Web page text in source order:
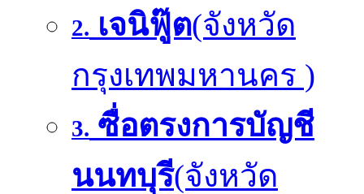
2. เจนิฟู๊ต(จังหวัด
กรุงเทพมหานคร )
3. ซื่อตรงการบัญชี
นนทบุรี(จังหวัด